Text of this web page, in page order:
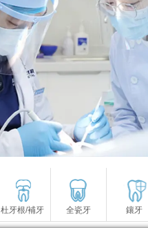
杜牙根/補牙 全瓷牙 鑲牙